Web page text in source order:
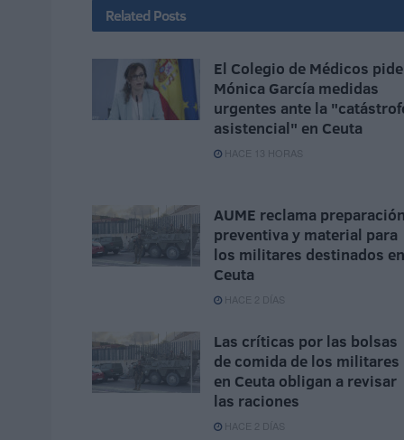
Related Posts
El Colegio de Médicos
Mónica García medidas
urgentes ante la
asistencial" en Ceuta
HACE 13 HORAS
AUME reclama preparación
preventiva y material para
los militares destinados en
Ceuta
HACE 2 DÍAS
Las críticas por las bolsas
de comida de los militares
en Ceuta obligan a revisar
las raciones
HACE 2 DÍAS